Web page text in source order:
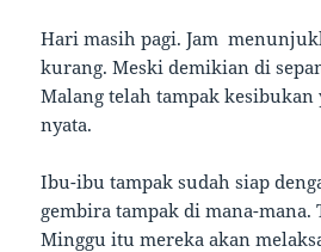
Hari masih pagi. Jam
kurang. Meski demikian di
Malang telah tampak kesibukan
nyata.
Ibu-ibu tampak sudah siap
gembira tampak di mana-mana.
Minggu itu mereka akan